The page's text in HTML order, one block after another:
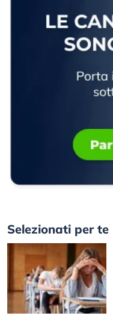
Selezionati per te